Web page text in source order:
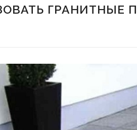
ГРАНИТНЫЕ